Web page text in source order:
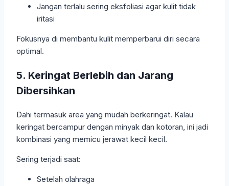
Jangan terlalu sering eksfoliasi agar kulit tidak
iritasi
Fokusnya di membantu kulit memperbarui diri secara
optimal.
5. Keringat Berlebih dan Jarang
Dibersihkan
Dahi termasuk area yang mudah berkeringat. Kalau
keringat bercampur dengan minyak dan kotoran, ini jadi
kombinasi yang memicu jerawat kecil kecil.
Sering terjadi saat:
Setelah olahraga